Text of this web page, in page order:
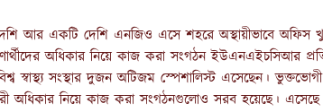
আর একটি দেশি এনজিও এসে শহরে অস্থায়ীভাবে অফিস
অধিকার নিয়ে কাজ করা সংগঠন ইউএনএইচসিআর
স্বাস্থ্য সংস্থার দুজন অটিজম স্পেশালিস্ট এসেছেন। ভুক্তভোগী
অধিকার নিয়ে কাজ করা সংগঠনগুলোও সরব হয়েছে। এসেছে